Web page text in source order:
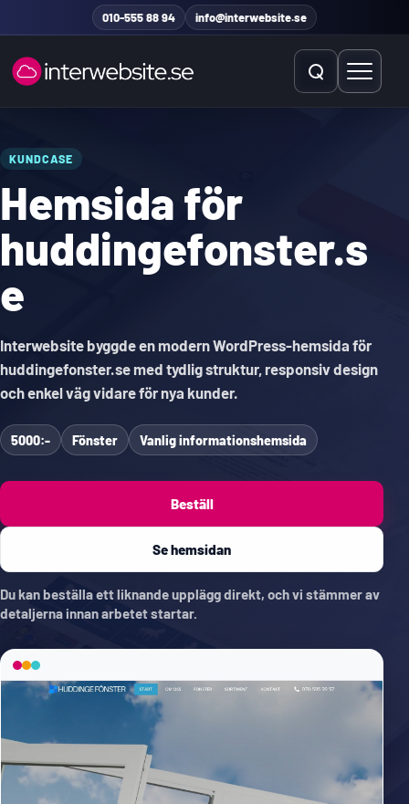
Hoppa till innehåll010-555 88 94 info@interwebsite.se
Öppna sökÖppna
Sök på hela sidan
Sök efter:
KUNDCASE
Hemsida för
huddingefonster.s
e
Interwebsite byggde en modern WordPress-hemsida för
huddingefonster.se med tydlig struktur, responsiv design
och enkel väg vidare för nya kunder.
5000:- Fönster Vanlig informationshemsida
Beställ
Se hemsidan
Du kan beställa ett liknande upplägg direkt, och vi stämmer av
detaljerna innan arbetet startar.